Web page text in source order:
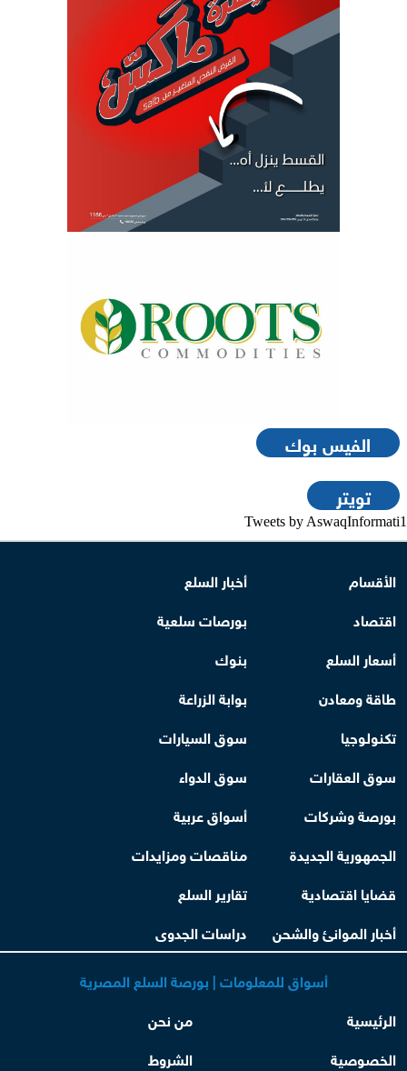
الفيس بوك
تويتر
Tweets by AswaqInformati1
الأقسام
أخبار السلع
اقتصاد
بورصات سلعية
أسعار السلع
بنوك
طاقة ومعادن
بوابة الزراعة
تكنولوجيا
سوق السيارات
سوق العقارات
سوق الدواء
بورصة وشركات
أسواق عربية
الجمهورية الجديدة
مناقصات ومزايدات
قضايا اقتصادية
تقارير السلع
أخبار الموانئ والشحن
دراسات الجدوى
أسواق للمعلومات | بورصة السلع المصرية
الرئيسية
من نحن
الخصوصية
الشروط